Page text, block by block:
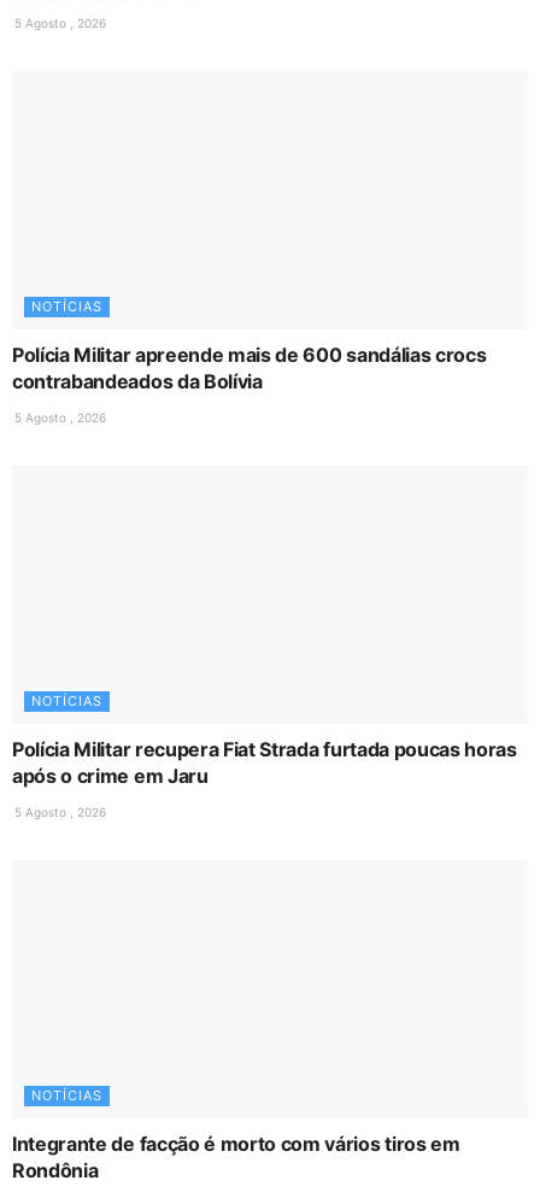
5 Agosto , 2026
NOTÍCIAS
Polícia Militar apreende mais de 600 sandálias crocs
contrabandeados da Bolívia
5 Agosto , 2026
NOTÍCIAS
Polícia Militar recupera Fiat Strada furtada poucas horas
após o crime em Jaru
5 Agosto , 2026
NOTÍCIAS
Integrante de facção é morto com vários tiros em
Rondônia